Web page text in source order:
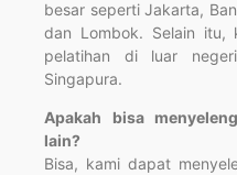
besar seperti Jakarta,
dan Lombok. Selain itu,
pelatihan di luar
Singapura.
Apakah bisa
lain?
Bisa, kami dapat